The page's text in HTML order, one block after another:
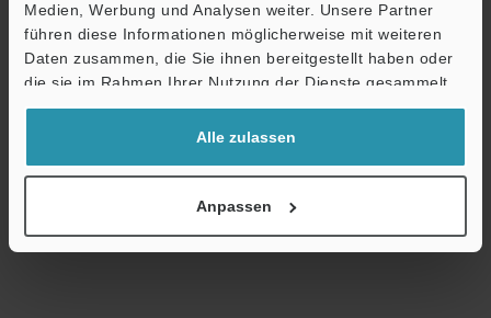
Medien, Werbung und Analysen weiter. Unsere Partner
führen diese Informationen möglicherweise mit weiteren
Daten zusammen, die Sie ihnen bereitgestellt haben oder
die sie im Rahmen Ihrer Nutzung der Dienste gesammelt
haben.
Alle zulassen
Anpassen
CAD / CAE
Handbücher
Terminwunsch
Support